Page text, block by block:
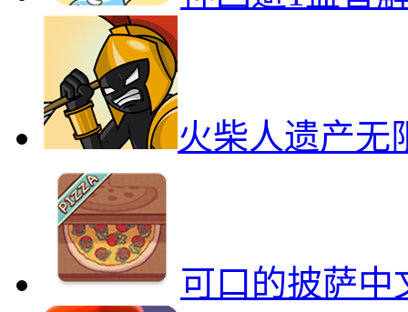
火柴人遗产无
可口的披萨中